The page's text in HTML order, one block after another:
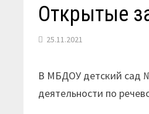
Открытые
25.11.2021
В МБДОУ детский сад
деятельности по